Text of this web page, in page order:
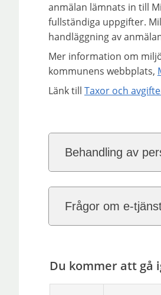
anmälan lämnats in till
fullständiga uppgifter.
handläggning av
Mer information om
kommunens webbplats,
Länk till Taxor och
Behandling av
Frågor om e-
Du kommer att gå